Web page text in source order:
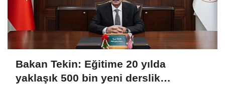
Bakan Tekin: Eğitime 20 yılda
yaklaşık 500 bin yeni derslik